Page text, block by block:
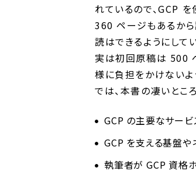
れているので、GCP
360 ページもあるから
読はできるようにして
実は初回原稿は 500
様に負担をかけないよ
では、本書の凄いとこ
GCP の主要なサー
GCP を支える基盤
執筆者が GCP 資格